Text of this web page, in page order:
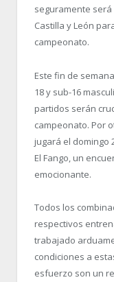
seguramente
Castilla y León
campeonato.
Este fin de
18 y sub-16
partidos serán
campeonato. Por
jugará el domingo
El Fango, un
emocionante.
Todos los
respectivos
trabajado
condiciones a
esfuerzo son un